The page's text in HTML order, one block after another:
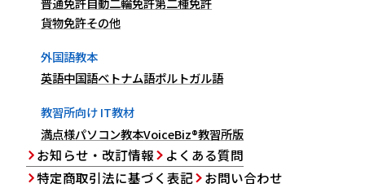
貨物免許その他
外国語教本
英語中国語ベトナム語ポルトガル語
教習所向け IT教材
満点様パソコン教本VoiceBiz®教習所版
お知らせ・改訂情報
よくある質問
特定商取引法に基づく表記
お問い合わせ